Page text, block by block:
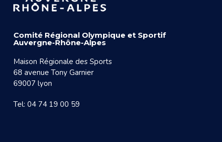
Comité Régional Olympique et Sportif
Auvergne-Rhône-Alpes
Maison Régionale des Sports
68 avenue Tony Garnier
69007 lyon
Tel: 04 74 19 00 59